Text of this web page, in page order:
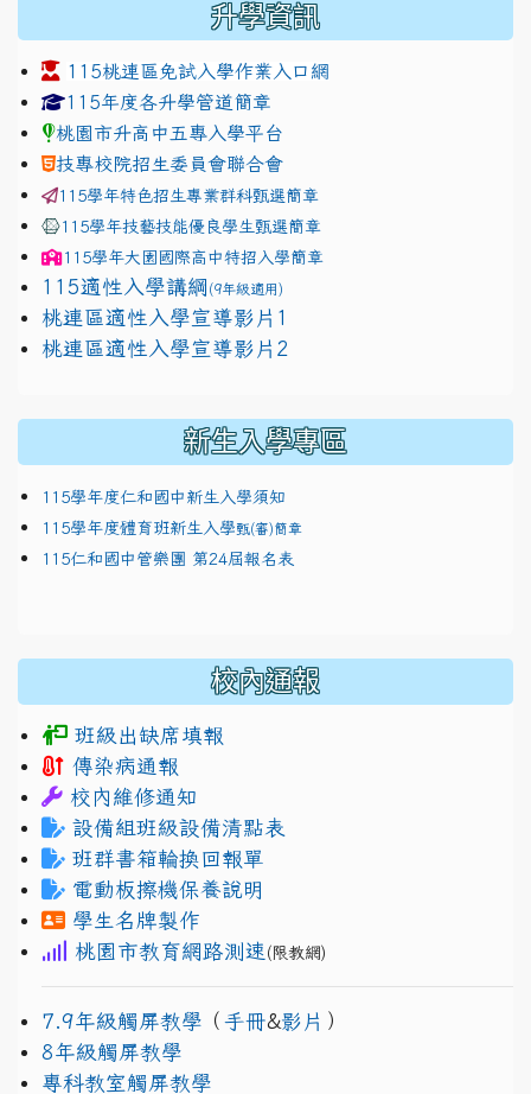
升學資訊
115桃連區免試入學作業入口網
link to https://www.jhjhs.tyc.edu.tw/modules/
115年度各升學管道簡章
桃園市升高中五專入學平台
技專校院招生委員會聯合會
115學年特色招生專業群科甄選簡章
115學年技藝技能優良學生甄選簡章
115學年大園國際高中特招入學簡章
115適性入學講綱 (9年級適用)
link to https://docs.google.com/presentation/d/
桃連區適性入學宣導影片1
link to https://docs.google.com/presentation/d/
桃連區適性入學宣導影片2
新生入學專區
115學年度仁和國中新生入學須知
115學年度體育班新生入學甄(審)簡章
115仁和國中管樂團 第24屆報名表
校內通報
班級出缺席填報
傳染病通報
校內維修通知
設備組班級設備清點表
班群書箱輪換回報單
電動板擦機保養說明
學生名牌製作
桃園市教育網路測速 (限教網)
7.9年級觸屏教學 （ 手冊&影片 ）
8年級觸屏教學
專科教室觸屏教學